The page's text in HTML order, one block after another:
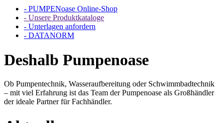
- PUMPENoase Online-Shop
- Unsere Produktkataloge
- Unterlagen anfordern
- DATANORM
Deshalb Pumpenoase
Ob Pumpentechnik, Wasseraufbereitung oder Schwimmbadtechnik
– mit viel Erfahrung ist das Team der Pumpenoase als Großhändler
der ideale Partner für Fachhändler.